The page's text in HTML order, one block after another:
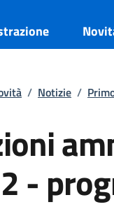
/ Notizie /
-